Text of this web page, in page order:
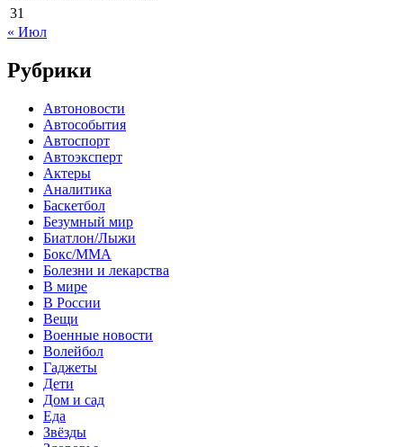
31
« Июл
Рубрики
Автоновости
Автособытия
Автоспорт
Автоэксперт
Актеры
Аналитика
Баскетбол
Безумный мир
Биатлон/Лыжи
Бокс/MMA
Болезни и лекарства
В мире
В России
Вещи
Военные новости
Волейбол
Гаджеты
Дети
Дом и сад
Еда
Звёзды